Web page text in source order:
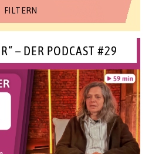
– DER PODCAST #29